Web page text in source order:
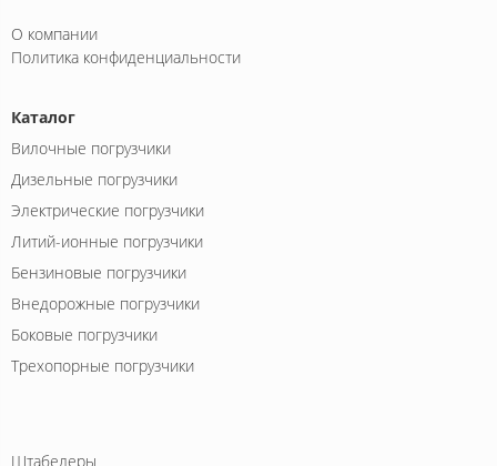
О компании
Политика конфиденциальности
Каталог
Вилочные погрузчики
Дизельные погрузчики
Электрические погрузчики
Литий-ионные погрузчики
Бензиновые погрузчики
Внедорожные погрузчики
Боковые погрузчики
Трехопорные погрузчики
Штабелеры